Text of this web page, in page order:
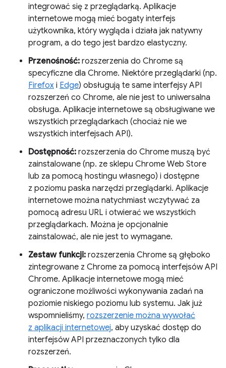
integrować się z przeglądarką. Aplikacje
internetowe mogą mieć bogaty interfejs
użytkownika, który wygląda i działa jak natywny
program, a do tego jest bardzo elastyczny.
Przenośność: rozszerzenia do Chrome są
specyficzne dla Chrome. Niektóre przeglądarki (np.
Firefox i Edge) obsługują te same interfejsy API
rozszerzeń co Chrome, ale nie jest to uniwersalna
obsługa. Aplikacje internetowe są obsługiwane we
wszystkich przeglądarkach (chociaż nie we
wszystkich interfejsach API).
Dostępność: rozszerzenia do Chrome muszą być
zainstalowane (np. ze sklepu Chrome Web Store
lub za pomocą hostingu własnego) i dostępne
z poziomu paska narzędzi przeglądarki. Aplikacje
internetowe można natychmiast wczytywać za
pomocą adresu URL i otwierać we wszystkich
przeglądarkach. Można je opcjonalnie
zainstalować, ale nie jest to wymagane.
Zestaw funkcji: rozszerzenia Chrome są głęboko
zintegrowane z Chrome za pomocą interfejsów API
Chrome. Aplikacje internetowe mogą mieć
ograniczone możliwości wykonywania zadań na
poziomie niskiego poziomu lub systemu. Jak już
wspomnieliśmy, rozszerzenie można wywołać
z aplikacji internetowej, aby uzyskać dostęp do
interfejsów API przeznaczonych tylko dla
rozszerzeń.